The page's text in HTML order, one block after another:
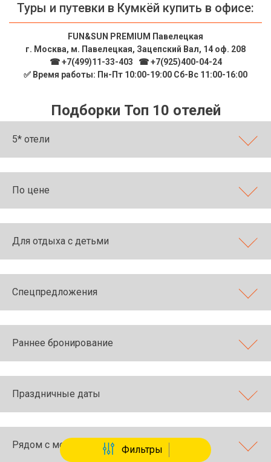
Туры и путевки в Кумкёй купить в офисе:
FUN&SUN PREMIUM Павелецкая
г. Москва, м. Павелецкая, Зацепский Вал, 14 оф. 208
☎ +7(499)11-33-403
☎ +7(925)400-04-24
✅ Время работы: Пн-Пт 10:00-19:00 Сб-Вс 11:00-16:00
Подборки Топ 10 отелей
5* отели
По цене
Для отдыха с детьми
Спецпредложения
Раннее бронирование
Праздничные даты
Рядом с морем Фильтры